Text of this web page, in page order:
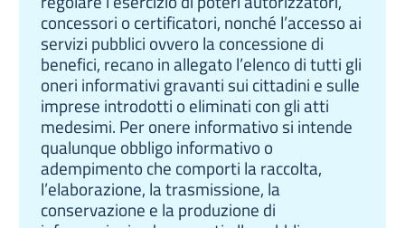
concessori o certificatori, nonché l’accesso ai
servizi pubblici ovvero la concessione di
benefici, recano in allegato l’elenco di tutti gli
oneri informativi gravanti sui cittadini e sulle
imprese introdotti o eliminati con gli atti
medesimi. Per onere informativo si intende
qualunque obbligo informativo o
adempimento che comporti la raccolta,
l’elaborazione, la trasmissione, la
conservazione e la produzione di